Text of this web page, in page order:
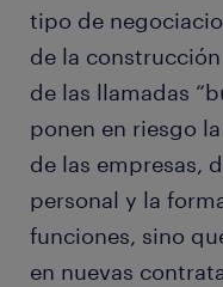
tipo de
de la
de las llamadas
ponen en riesgo
de las empresas,
personal y la
funciones, sino
en nuevas